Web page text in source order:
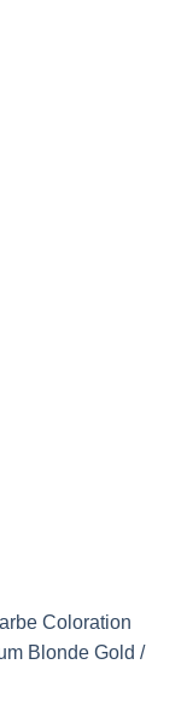
Coloration
Blonde Gold /